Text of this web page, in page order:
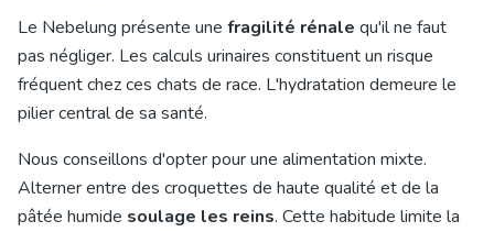
Le Nebelung présente une fragilité rénale qu'il ne faut
pas négliger. Les calculs urinaires constituent un risque
fréquent chez ces chats de race. L'hydratation demeure le
pilier central de sa santé.
Nous conseillons d'opter pour une alimentation mixte.
Alterner entre des croquettes de haute qualité et de la
pâtée humide soulage les reins. Cette habitude limite la